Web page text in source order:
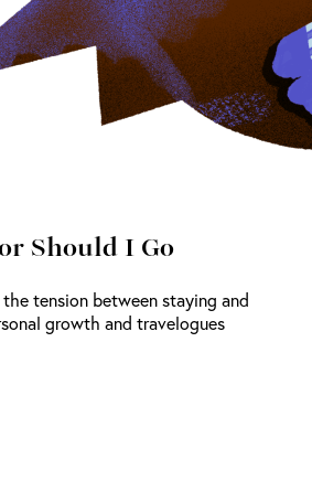
Should I Go
tension between staying and
growth and travelogues